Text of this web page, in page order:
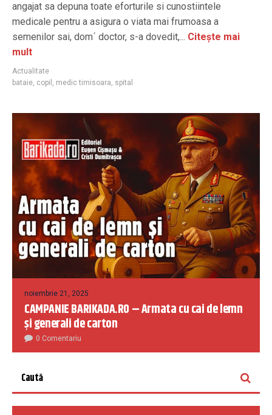
angajat sa depuna toate eforturile si cunostiintele
medicale pentru a asigura o viata mai frumoasa a
semenilor sai, dom´ doctor, s-a dovedit,... Citește mai
mult
Actualitate
bataie, copil , medic timisoara, spital
noiembrie 21, 2025
CAMPANIE BARIKADA.RO – Armata cu cai de lemn
și generali de carton
0 Comentariu